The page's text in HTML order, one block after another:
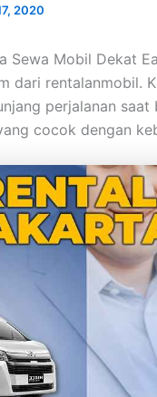
2020
Sewa Mobil Dekat
dari rentalanmobil.
perjalanan
cocok dengan